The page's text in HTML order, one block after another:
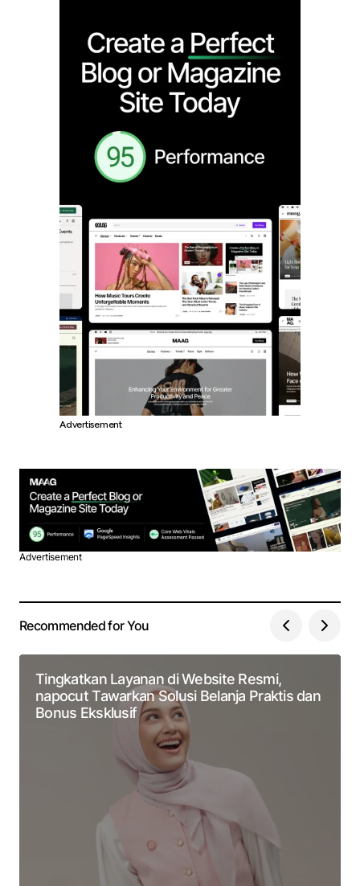
Advertisement
Advertisement
Recommended for You
Tingkatkan Layanan di Website Resmi,
napocut Tawarkan Solusi Belanja Praktis dan
Bonus Eksklusif